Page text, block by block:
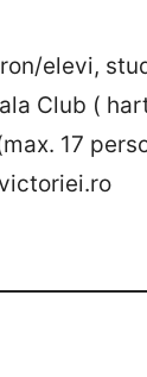
elevi,
Club (
17